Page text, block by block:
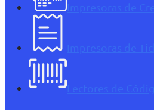
Impresoras de
Impresoras de
Lectores de